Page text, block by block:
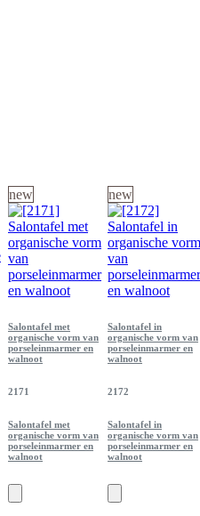
new
Salontafel met
organische vorm van
porseleinmarmer en
walnoot
2171
Salontafel met
organische vorm van
porseleinmarmer en
walnoot
new
Salontafel in
organische vorm van
porseleinmarmer en
walnoot
2172
Salontafel in
organische vorm van
porseleinmarmer en
walnoot